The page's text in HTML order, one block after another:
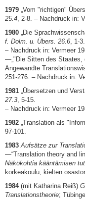
1979 „Vom "richtigen"
25.4 , 2-8. – Nachdruck in:
1980 „Die
f. Dolm. u. Übers. 26.6 , 1-3.
– Nachdruck in: Vermeer
—„"Die Sitten des Staates,
Angewandte
251-276. – Nachdruck in:
1981 „Übersetzen und
27.3 , 5-15.
– Nachdruck in: Vermeer
1982 „Translation als
97-101.
1983 Aufsätze zur
—“Translation theory and
Näkökohtia kääntämisen
korkeakoulu, kielten
1984(mit Katharina Reiß)
Translationstheorie;